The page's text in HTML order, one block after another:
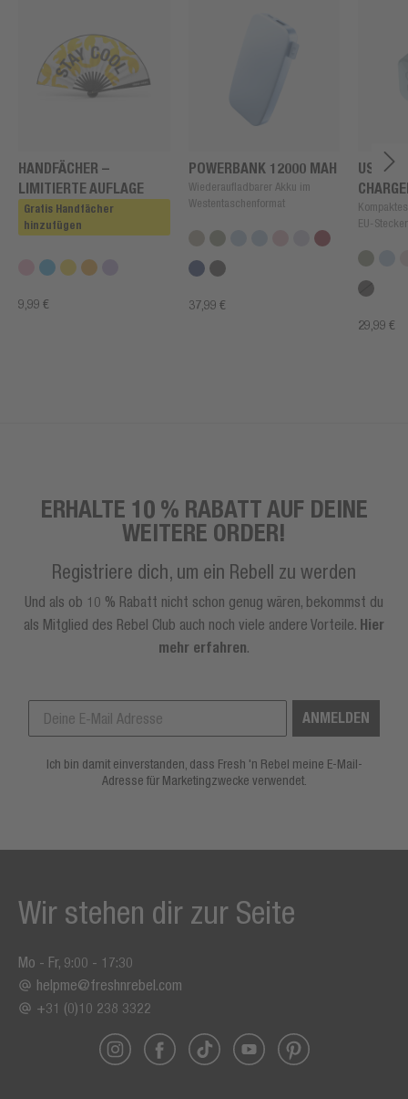
HANDFÄCHER –
LIMITIERTE AUFLAGE
Gratis Handfächer
hinzufügen
9,99 €
POWERBANK 12000 MAH
Wiederaufladbarer Akku im
Westentaschenformat
37,99 €
USB +
EU-
29,99 €
ERHALTE 10 % RABATT AUF DEINE
WEITERE ORDER!
Registriere dich, um ein Rebell zu werden
Und als ob 10 % Rabatt nicht schon genug wären, bekommst du
als Mitglied des Rebel Club auch noch viele andere Vorteile. Hier
mehr erfahren.
ANMELDEN
Ich bin damit einverstanden, dass Fresh 'n Rebel meine E-Mail-
Adresse für Marketingzwecke verwendet.
Wir stehen dir zur Seite
Mo - Fr, 9:00 - 17:30
helpme@freshnrebel.com
+31 (0)10 238 3322